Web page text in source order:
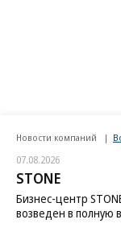
Новости компаний
07.08.2026
STONE
Бизнес-центр
возведен в полную